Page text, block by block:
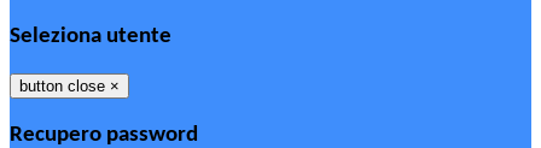
Seleziona utente
button close ×
Recupero password